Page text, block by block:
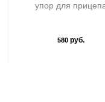
упор для
580руб.